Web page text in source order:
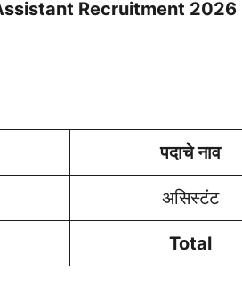
Recruitment 2026
पदाचे नाव
असिस्टंट
Total